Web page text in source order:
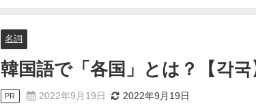
名詞
韓国語で「各国」とは？【각국
PR 2022年9月19日 2022年9月19日